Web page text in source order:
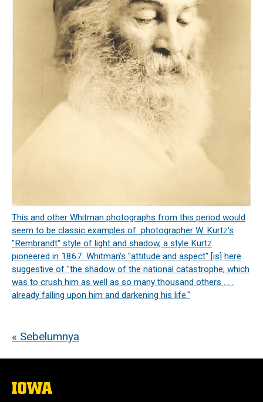
This and other Whitman photographs from this period would
seem to be classic examples of photographer W. Kurtz's
"Rembrandt" style of light and shadow, a style Kurtz
pioneered in 1867. Whitman's "attitude and aspect" [is] here
suggestive of "the shadow of the national catastrophe, which
was to crush him as well as so many thousand others . . .
already falling upon him and darkening his life."
« Sebelumnya
The